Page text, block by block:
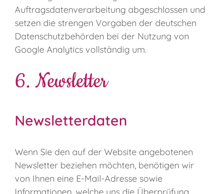
Auftragsdatenverarbeitung abgeschlossen und
setzen die strengen Vorgaben der deutschen
Datenschutzbehörden bei der Nutzung von
Google Analytics vollständig um.
6. Newsletter
Newsletterdaten
Wenn Sie den auf der Website angebotenen
Newsletter beziehen möchten, benötigen wir
von Ihnen eine E-Mail-Adresse sowie